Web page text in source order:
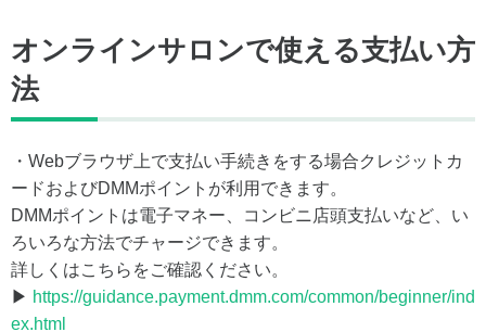
オンラインサロンで使える支払い方
法
・Webブラウザ上で支払い手続きをする場合クレジットカ
ードおよびDMMポイントが利用できます。
DMMポイントは電子マネー、コンビニ店頭支払いなど、い
ろいろな方法でチャージできます。
詳しくはこちらをご確認ください。
▶ https://guidance.payment.dmm.com/common/beginner/ind
ex.html